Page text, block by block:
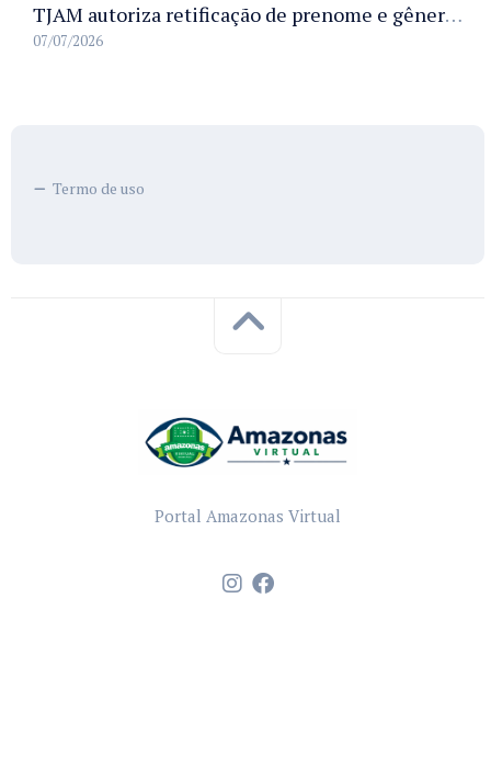
TJAM autoriza retificação de prenome e gênero em registros civis na Comarca de Benjamin Constant
07/07/2026
Termo de uso
Portal Amazonas Virtual